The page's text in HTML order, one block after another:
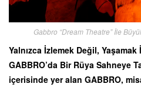
Gabbro “Dream Theatre” İle
Yalnızca İzlemek Değil,
GABBRO’da Bir Rüya Sahneye
içerisinde yer alan GABBRO,